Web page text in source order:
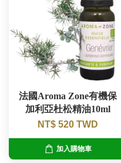
法國Aroma Zone有機保
加利亞杜松精油10ml
NT$ 520 TWD
加入購物車